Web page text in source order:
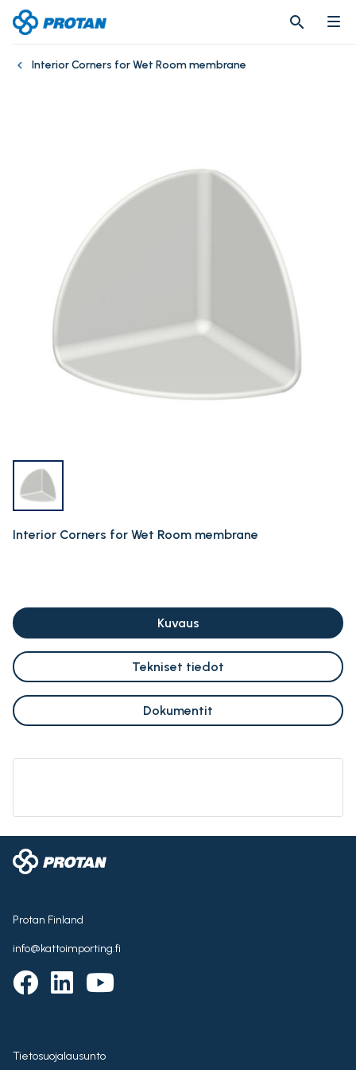
search
search
Interior Corners for Wet Room membrane
Interior Corners for Wet Room membrane
Kuvaus
Tekniset tiedot
Dokumentit
Protan Finland
info@kattoimporting.fi
Tietosuojalausunto